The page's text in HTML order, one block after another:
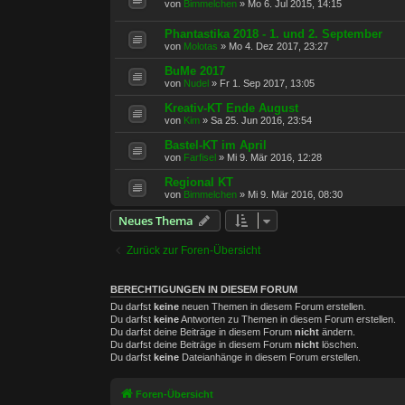
von Bimmelchen » Mo 6. Jul 2015, 14:15
Phantastika 2018 - 1. und 2. September
von Molotas » Mo 4. Dez 2017, 23:27
BuMe 2017
von Nudel » Fr 1. Sep 2017, 13:05
Kreativ-KT Ende August
von Kim » Sa 25. Jun 2016, 23:54
Bastel-KT im April
von Farfisel » Mi 9. Mär 2016, 12:28
Regional KT
von Bimmelchen » Mi 9. Mär 2016, 08:30
Neues Thema
Zurück zur Foren-Übersicht
BERECHTIGUNGEN IN DIESEM FORUM
Du darfst keine neuen Themen in diesem Forum erstellen.
Du darfst keineAntworten zu Themen in diesem Forum erstellen.
Du darfst deine Beiträge in diesem Forum nicht ändern.
Du darfst deine Beiträge in diesem Forum nicht löschen.
Du darfst keine Dateianhänge in diesem Forum erstellen.
Foren-Übersicht